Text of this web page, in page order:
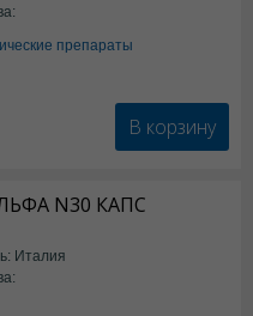
препараты
В корзину
N30 КАПС
Италия